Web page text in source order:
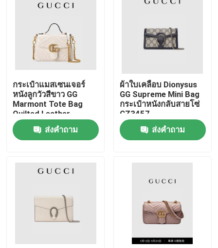
สินค้า
เกี่ยวกับเรา
กระเป๋าแมสเซนเจอร์
หนังลูกวัวสีขาว GG
Marmont Tote Bag
Quilted Leather
ส่งคำถาม
ผ้าใบเคลือบ Dionysus
GG Supreme Mini Bag
กระเป๋าหนังกลับสายโซ่
CZ3457
ส่งคำถาม